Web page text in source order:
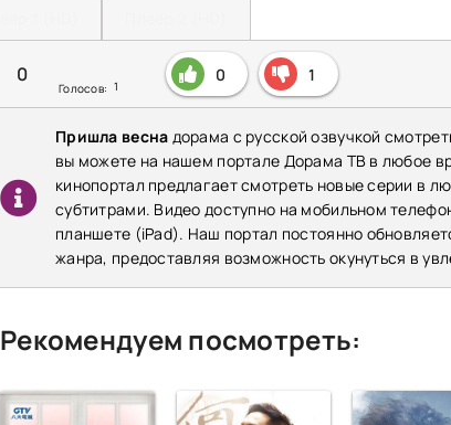
0
Голосов: 1
0 1
Пришла весна дорама с русской озвучкой
вы можете на нашем портале Дорама ТВ в любое
кинопортал предлагает смотреть новые серии в
субтитрами. Видео доступно на мобильном
планшете (iPad). Наш портал постоянно
жанра, предоставляя возможность окунуться в
Рекомендуем посмотреть: